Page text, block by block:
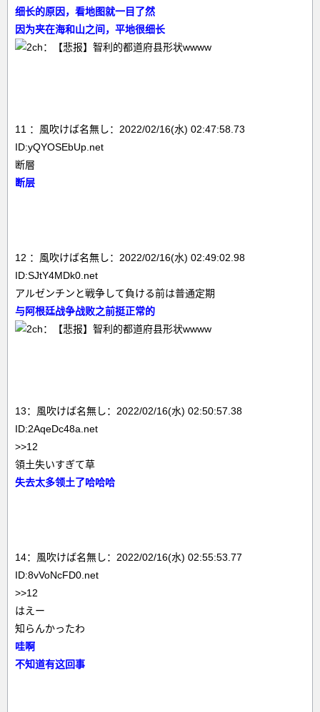
细长的原因，看地图就一目了然
因为夹在海和山之间，平地很细长
11 ：風吹けば名無し：2022/02/16(水) 02:47:58.73
ID:yQYOSEbUp.net
断層
断层
12 ：風吹けば名無し：2022/02/16(水) 02:49:02.98
ID:SJtY4MDk0.net
アルゼンチンと戦争して負ける前は普通定期
与阿根廷战争战败之前挺正常的
13：風吹けば名無し：2022/02/16(水) 02:50:57.38
ID:2AqeDc48a.net
>>12
領土失いすぎて草
失去太多领土了哈哈哈
14：風吹けば名無し：2022/02/16(水) 02:55:53.77
ID:8vVoNcFD0.net
>>12
はえー
知らんかったわ
哇啊
不知道有这回事